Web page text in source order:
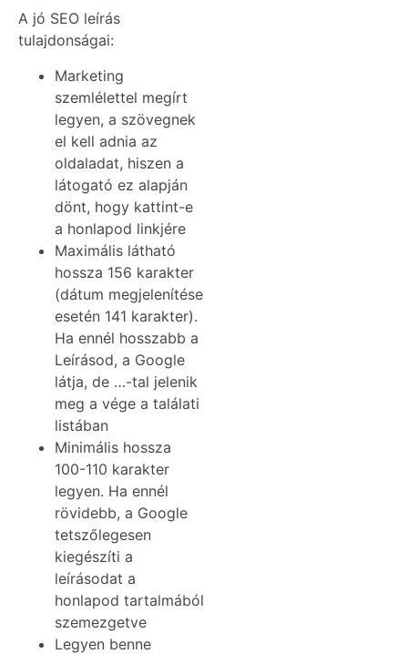
A jó SEO leírás
tulajdonságai:
Marketing
szemlélettel megírt
legyen, a szövegnek
el kell adnia az
oldaladat, hiszen a
látogató ez alapján
dönt, hogy kattint-e
a honlapod linkjére
Maximális látható
hossza 156 karakter
(dátum megjelenítése
esetén 141 karakter).
Ha ennél hosszabb a
Leírásod, a Google
látja, de …-tal jelenik
meg a vége a találati
listában
Minimális hossza
100-110 karakter
legyen. Ha ennél
rövidebb, a Google
tetszőlegesen
kiegészíti a
leírásodat a
honlapod tartalmából
szemezgetve
Legyen benne